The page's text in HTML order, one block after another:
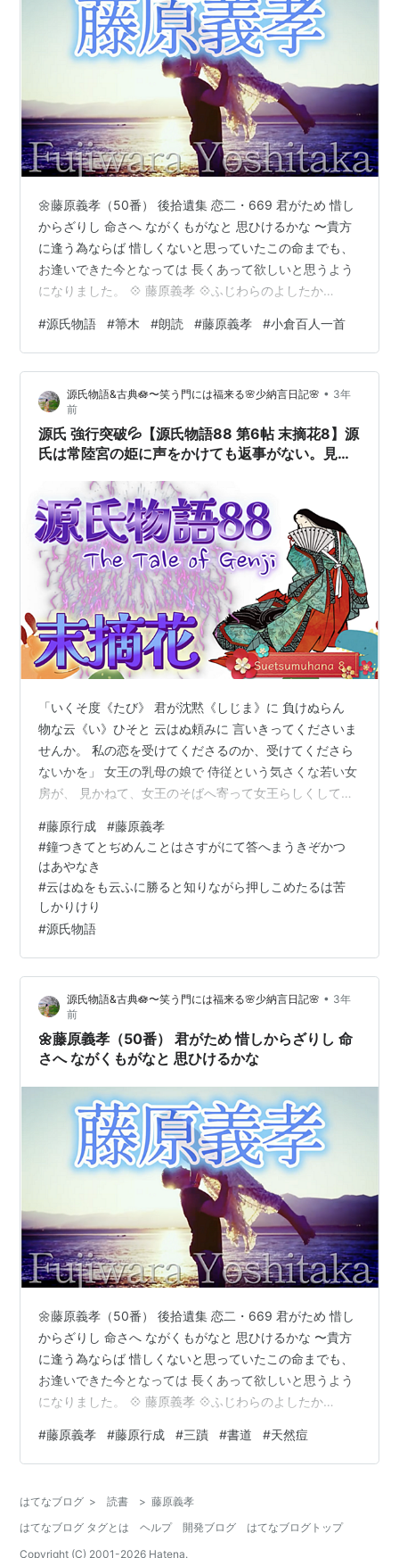
🌼藤原義孝（50番） 後拾遺集 恋二・669 君がため 惜し
からざりし 命さへ ながくもがなと 思ひけるかな 〜貴方
に逢う為ならば 惜しくないと思っていたこの命までも、
お逢いできた今となっては 長くあって欲しいと思うよう
になりました。 💠 藤原義孝 💠ふじわらのよしたか
三男。 美男で人柄も良かったのですが、 痘瘡（天然痘）
にかかって わずか21歳の若さで死去しました。 「三蹟」
のひとり、藤原行成の父。 鬼瓦 ティッシュケース 三州
瓦 おしゃれ いぶし銀 縁起物 魔除け 厄除け 招福 ティッ
シュカバー ティッシュボックス インテリア ユ…
#源氏物語 #箒木 #朗読 #藤原義孝 #小倉百人一首
源氏物語&古典🪷〜笑う門には福来る🌸少納言日記🌸 • 3年
前
源氏 強行突破💦【源氏物語88 第6帖 末摘花8】源
氏は常陸宮の姫に声をかけても返事がない。見か
強引な手段に出る
「いくそ度《たび》 君が沈黙《しじま》に 負けぬらん
物な云《い》ひそと 云はぬ頼みに 言いきってくださいま
せんか。 私の恋を受けてくださるのか、受けてくださら
ないかを」 女王の乳母の娘で 侍従という気さくな若い女
房が、 見かねて、女王のそばへ寄って女王らしくして言
きぞ かつはあやなき」 若々しい声で、 重々しくものの
言えない人が 代人でないようにして言ったので、 貴女
《きじょ》としては甘ったれた態度だと源氏は思った
が、 はじめて相手にものを言わせたことがうれしくて、
「こちらが何とも言えなくなります、 「云《い》はぬを
#藤原行成 #藤原義孝
#鐘つきてとぢめんことはさすがにて答へまうきぞかつ
はあやなき
#云はぬをも云ふに勝ると知りながら押しこめたるは苦
しかりけり
#源氏物語
源氏物語&古典🪷〜笑う門には福来る🌸少納言日記🌸 • 3年
前
🌼藤原義孝（50番） 君がため 惜しからざりし 命
さへ ながくもがなと 思ひけるかな
🌼藤原義孝（50番） 後拾遺集 恋二・669 君がため 惜し
からざりし 命さへ ながくもがなと 思ひけるかな 〜貴方
に逢う為ならば 惜しくないと思っていたこの命までも、
お逢いできた今となっては 長くあって欲しいと思うよう
になりました。 💠 藤原義孝 💠ふじわらのよしたか
三男。 美男で人柄も良かったのですが、 痘瘡（天然痘）
にかかって わずか21歳の若さで死去しました。 「三蹟」
と称された藤原行成 殿は、義孝様の御子息です🌿 💠少納
言チャンネルは、聴く古典として動画を作っておりま
す。…
#藤原義孝 #藤原行成 #三蹟 #書道 #天然痘
はてなブログ > 読書 > 藤原義孝
はてなブログ タグとは
ヘルプ 開発ブログ
はてなブログトップ
Copyright (C) 2001-2026 Hatena.